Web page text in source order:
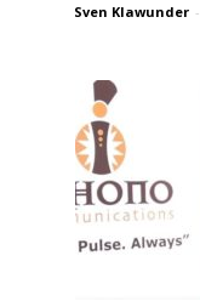
Sven Klawunder -